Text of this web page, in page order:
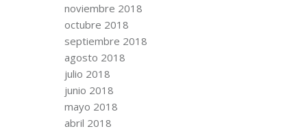
noviembre 2018
octubre 2018
septiembre 2018
agosto 2018
julio 2018
junio 2018
mayo 2018
abril 2018